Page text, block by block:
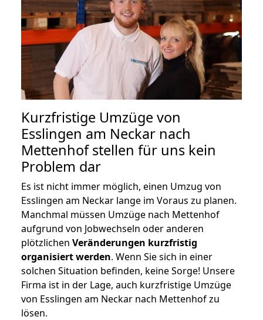
Kurzfristige Umzüge von
Esslingen am Neckar nach
Mettenhof stellen für uns kein
Problem dar
Es ist nicht immer möglich, einen Umzug von
Esslingen am Neckar lange im Voraus zu planen.
Manchmal müssen Umzüge nach Mettenhof
aufgrund von Jobwechseln oder anderen
plötzlichen Veränderungen kurzfristig
organisiert werden. Wenn Sie sich in einer
solchen Situation befinden, keine Sorge! Unsere
Firma ist in der Lage, auch kurzfristige Umzüge
von Esslingen am Neckar nach Mettenhof zu
lösen.